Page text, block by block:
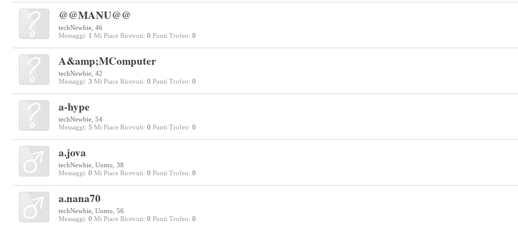
@@MANU@@
techNewbie , 46
Messaggi: 1 Mi Piace Ricevuti: 0 Punti Trofeo: 0
A&amp;MComputer
techNewbie , 42
Messaggi: 3 Mi Piace Ricevuti: 0 Punti Trofeo: 0
a-hype
techNewbie , 54
Messaggi: 5 Mi Piace Ricevuti: 0 Punti Trofeo: 0
a.jova
techNewbie , Uomo, 38
Messaggi: 0 Mi Piace Ricevuti: 0 Punti Trofeo: 0
a.nana70
techNewbie , Uomo, 56
Messaggi: 0 Mi Piace Ricevuti: 0 Punti Trofeo: 0